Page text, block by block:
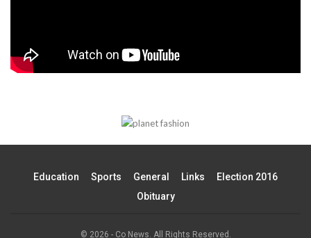
Education Sports General Links
Election 2016
Obituary
© 2026 - Co News. All Rights Reserved.